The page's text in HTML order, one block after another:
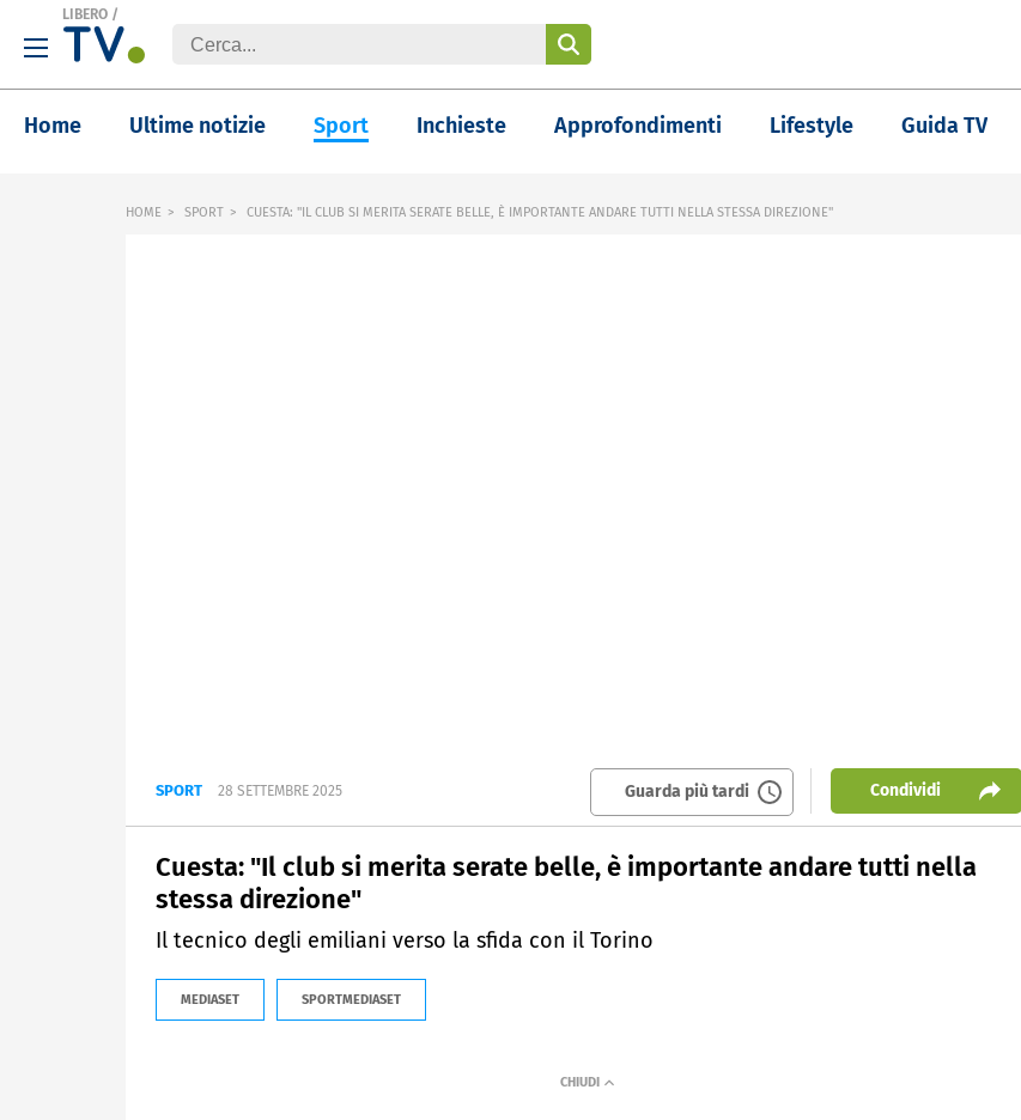
LIBERO /
Home Ultime notizie Sport Inchieste Approfondimenti Lifestyle Guida TV
HOME SPORT CUESTA: "IL CLUB SI MERITA SERATE BELLE, È IMPORTANTE ANDARE TUTTI NELLA STESSA DIREZIONE"
SPORT 28 SETTEMBRE 2025 Guarda più tardi Condividi
Cuesta: "Il club si merita serate belle, è importante andare tutti nella
stessa direzione"
Il tecnico degli emiliani verso la sfida con il Torino
MEDIASET SPORTMEDIASET